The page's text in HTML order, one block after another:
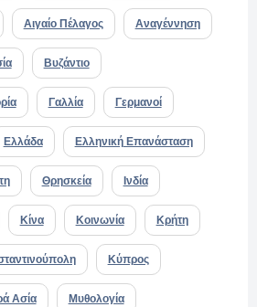
Αιγαίο Πέλαγος Αναγέννηση
Βυζάντιο
Γαλλία Γερμανοί
Ελλάδα Ελληνική Επανάσταση
Θρησκεία Ινδία
Κίνα Κοινωνία Κρήτη
Κύπρος
Ασία Μυθολογία